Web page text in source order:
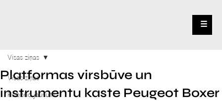
☰
Visas ziņas
Hoobrid jaunumi
Visas ziņas
Platformas virsbūve un
instrumentu kaste Peugeot Boxer